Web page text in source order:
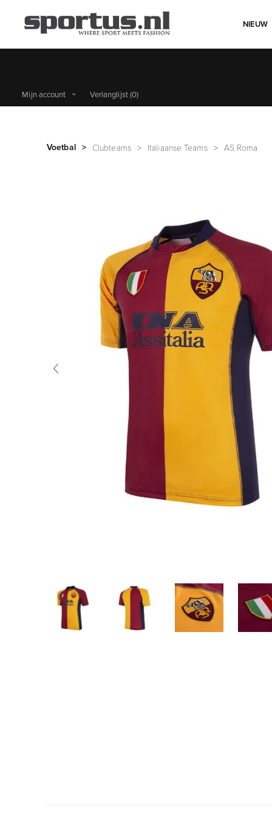
NIEUW
Mijn account Verlanglijst(0)
Voetbal > Clubteams > Italiaanse Teams > AS Roma